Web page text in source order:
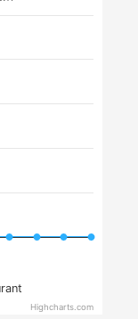
Highcharts.com